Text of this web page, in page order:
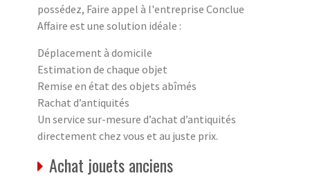
possédez, Faire appel à l'entreprise Conclue
Affaire est une solution idéale :
Déplacement à domicile
Estimation de chaque objet
Remise en état des objets abîmés
Rachat d’antiquités
Un service sur-mesure d’achat d’antiquités
directement chez vous et au juste prix.
Achat jouets anciens